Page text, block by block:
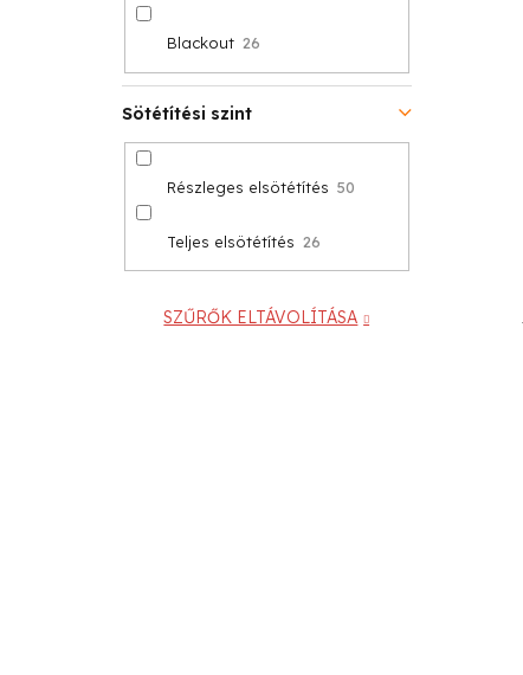
Blackout 26
Sötétítési szint
Részleges elsötétítés 50
Teljes elsötétítés 26
SZŰRŐK ELTÁVOLÍTÁSA